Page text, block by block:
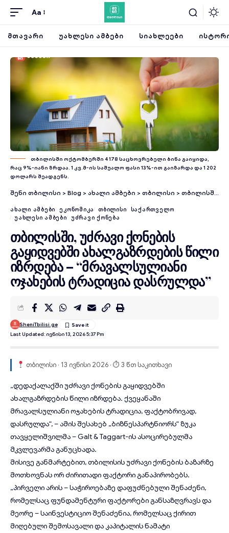
Aa
ᲛᲗᲐᲕᲐᲠᲘ ᲣᲐᲮᲚᲔᲡᲘ ᲐᲛᲑᲔᲑᲘ ᲡᲘᲐᲮᲚᲔᲔᲑᲘ
თბილისში ოქტომბერში 4 178 საცხოვრებელი ბინა გაიყიდა,
რაც 9%-იანი ზრდაა. 1 კვ.მ-ის საშუალო ფასი 13%-ით გაიზარდა და 1 202
დოლარს შეადგენს.
შენი თბილისი > Blog > ახალი ამბები > თბილისი > თბილისში, უძრავი ქონების გაყიდვებში ახალგაზრდების წილი იზრდება – “მრავალსულიანი ოჯახების ტრადიცია დასრულდა”
ᲐᲮᲐᲚᲘ ᲐᲛᲑᲔᲑᲘ ᲔᲙᲝᲜᲝᲛᲘᲙᲐ ᲗᲑᲘᲚᲘᲡᲘ
ᲡᲐᲥᲐᲠᲗᲕᲔᲚᲝ
ᲣᲐᲮᲚᲔᲡᲘ ᲐᲛᲑᲔᲑᲘ
ᲣᲫᲠᲐᲕᲘ ᲥᲝᲜᲔᲑᲐ
თბილისში, უძრავი ქონების
გაყიდვებში ახალგაზრდების წილი
იზრდება – “მრავალსულიანი
ოჯახების ტრადიცია დასრულდა”
Last Updated: Ივნისი 13, 2026 5:37 Pm
SheniTbilisi.ge
თბილისი · 13 ივნისი 2026 · ⏱ 3 წთ საკითხავი
„დედაქალაქშიუძრავი ქონების გაყიდვებში
ახალგაზრდების წილი იზრდება. ქვეყანაში
მრავალსულიანი ოჯახების ტრადიცია, ფაქტობრივად,
დასრულდა“, – ამის შესახებ „ბიზნესპარტნიორს“ ზუკა
თავყელიშვილმა – Galt & Taggart-ის ასოცირებულმა
მკვლევარმა განუცხადა.
მისივე განმარტებით, თბილისის უძრავი ქონების ბაზარზე
მოთხოვნას ორ ძირითადი ფაქტორი განაპირობებს.
„პირველი არის – საჭიროებაზე დაფუძნებული შენაძენი,
რომელსაც ფუნდამენტური ფაქტორები განსაზღვრავს და
მეორე – საინვესტიციო შენაძენია, რომელსაც ქირით
მიღებული შემოსავალი და კაპიტალის ნამატი